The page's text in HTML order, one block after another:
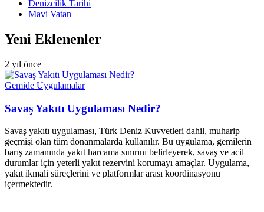
Denizcilik Tarihi
Mavi Vatan
Yeni Eklenenler
2 yıl önce
Gemide Uygulamalar
Savaş Yakıtı Uygulaması Nedir?
Savaş yakıtı uygulaması, Türk Deniz Kuvvetleri dahil, muharip
geçmişi olan tüm donanmalarda kullanılır. Bu uygulama, gemilerin
barış zamanında yakıt harcama sınırını belirleyerek, savaş ve acil
durumlar için yeterli yakıt rezervini korumayı amaçlar. Uygulama,
yakıt ikmali süreçlerini ve platformlar arası koordinasyonu
içermektedir.